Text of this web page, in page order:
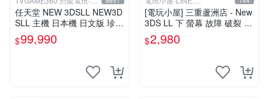
中店
任天堂 NEW 3DSLL NEW3D
SLL 主機 日本機 日文版 珍珠
白【台中恐龍電玩】
$99,990
@AHZ5142U
[電玩小屋] 三重蘆洲店 - New
3DS LL 下 螢幕 故障 破裂 更
換 [現場維修]
$2,980